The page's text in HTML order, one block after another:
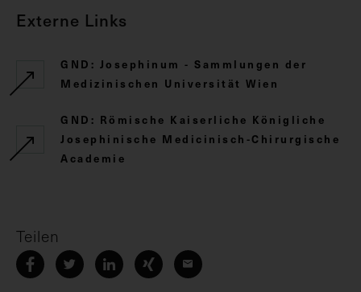
Externe Links
GND: Josephinum - Sammlungen der
Medizinischen Universität Wien
GND: Römische Kaiserliche Königliche
Josephinische Medicinisch-Chirurgische
Academie
Teilen